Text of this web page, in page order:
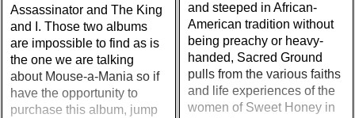
Assassinator and The King
and I. Those two albums
are impossible to find as is
the one we are talking
about Mouse-a-Mania so if
have the opportunity to
purchase this album, jump
and steeped in African-
American tradition without
being preachy or heavy-
handed, Sacred Ground
pulls from the various faiths
and life experiences of the
women of Sweet Honey in